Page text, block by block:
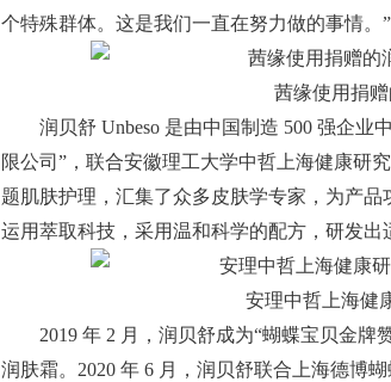
个特殊群体。这是我们一直在努力做的事情。”
茜缘使用捐
润贝舒 Unbeso 是由中国制造 500 强企
限公司”，联合安徽理工大学中哲上海健康研
题肌肤护理，汇集了众多皮肤学专家，为产品
运用萃取科技，采用温和科学的配方，研发出
安理中哲上海健
2019 年 2 月，润贝舒成为“蝴蝶宝贝金
润肤霜。2020 年 6 月，润贝舒联合上海德博